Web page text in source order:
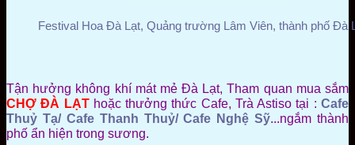
Festival Hoa Đà Lạt, Quảng trường Lâm Viên, thành phố
Tận hưởng không khí mát mẻ Đà Lạt,Tham quan mua sắm
CHỢ ĐÀ LẠThoặc thưởng thức Cafe, Trà Astiso tại :Cafe
Thuỷ Tạ/ Cafe Thanh Thuỷ/ Cafe Nghệ Sỹ...ngắm thành
phố ẩn hiện trong sương.